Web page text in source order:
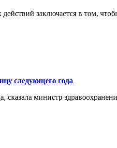
заключается в том,
следующего года
сказала министр